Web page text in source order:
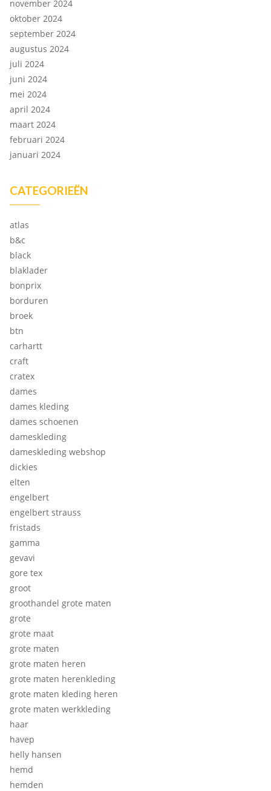
november 2024
oktober 2024
september 2024
augustus 2024
juli 2024
juni 2024
mei 2024
april 2024
maart 2024
februari 2024
januari 2024
CATEGORIEËN
atlas
b&c
black
blaklader
bonprix
borduren
broek
btn
carhartt
craft
cratex
dames
dames kleding
dames schoenen
dameskleding
dameskleding webshop
dickies
elten
engelbert
engelbert strauss
fristads
gamma
gevavi
gore tex
groot
groothandel grote maten
grote
grote maat
grote maten
grote maten heren
grote maten herenkleding
grote maten kleding heren
grote maten werkkleding
haar
havep
helly hansen
hemd
hemden